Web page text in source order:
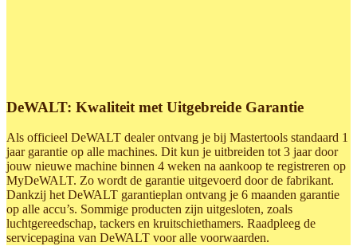
DeWALT: Kwaliteit met Uitgebreide Garantie
Als officieel DeWALT dealer ontvang je bij Mastertools standaard 1
jaar garantie op alle machines. Dit kun je uitbreiden tot 3 jaar door
jouw nieuwe machine binnen 4 weken na aankoop te registreren op
MyDeWALT. Zo wordt de garantie uitgevoerd door de fabrikant.
Dankzij het DeWALT garantieplan ontvang je 6 maanden garantie
op alle accu’s. Sommige producten zijn uitgesloten, zoals
luchtgereedschap, tackers en kruitschiethamers. Raadpleeg de
servicepagina van DeWALT voor alle voorwaarden.